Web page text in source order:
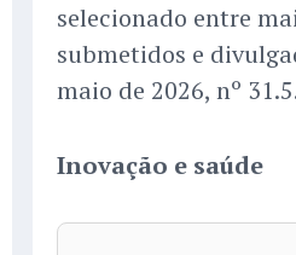
selecionado entre
submetidos e
maio de 2026, nº
Inovação e saúde